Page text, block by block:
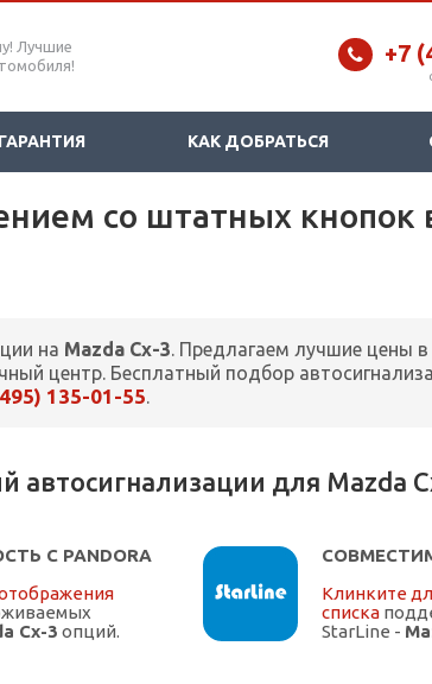
Лучшие
+7
ГАРАНТИЯ КАК ДОБРАТЬСЯ
со штатных кнопок
на Mazda Cx-3. Предлагаем лучшие цены
центр. Бесплатный подбор
135-01-55.
для Mazda
С PANDORA
Cx-3 опций.
Клинките
списка
StarLine -